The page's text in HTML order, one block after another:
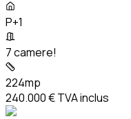
P+1
7 camere!
224mp
240.000 €TVA inclus